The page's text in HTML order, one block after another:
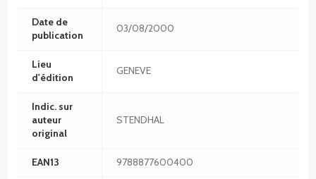
Date de
publication
03/08/2000
Lieu
d'édition
GENEVE
Indic. sur
auteur
original
STENDHAL
EAN13 9788877600400